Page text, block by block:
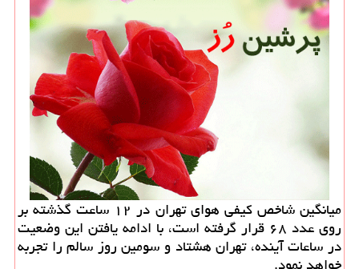
میانگین شاخص كیفی هوای تهران در ۱۲ ساعت گذشته بر
روی عدد ۶۸ قرار گرفته است، با ادامه یافتن این وضعیت
در ساعات آینده، تهران هشتاد و سومین روز سالم را تجربه